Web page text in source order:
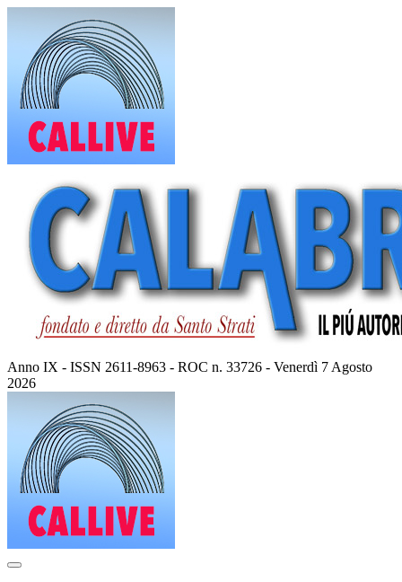
contenuto
Anno IX - ISSN 2611-8963 - ROC n. 33726 - Venerdì 7 Agosto
2026